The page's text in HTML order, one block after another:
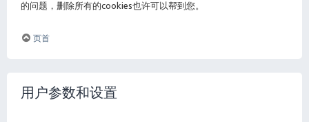
的问题，删除所有的cookies也许可以帮到您。
页首
用户参数和设置